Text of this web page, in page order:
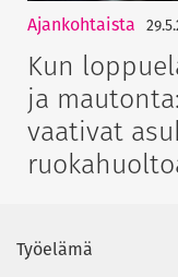
Ajankohtaista
Kun
ja
vaativat
Työelämä